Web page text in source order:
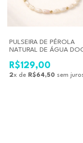
PULSEIRA DE PÉROLA
NATURAL DE ÁGUA
R$129,00
2x de R$64,50 sem